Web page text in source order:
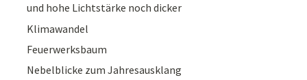
und hohe Lichtstärke noch dicker
Klimawandel
Feuerwerksbaum
Nebelblicke zum Jahresausklang